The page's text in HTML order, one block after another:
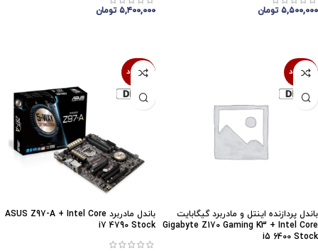
۵,۵۰۰,۰۰۰ تومان ۵,۴۰۰,۰۰۰ تومان
ناموجود
باندل پردازنده اینتل و مادربرد گیگابایت
Gigabyte Z170 Gaming K3 + Intel Core
i5 6400 Stock
ناموجود
باندل مادربرد ASUS Z97-A + Intel Core
i7 4790 Stock